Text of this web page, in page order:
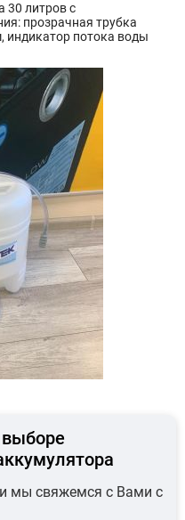
30 литров с
прозрачная трубка
индикатор потока воды
мы свяжемся с Вами с